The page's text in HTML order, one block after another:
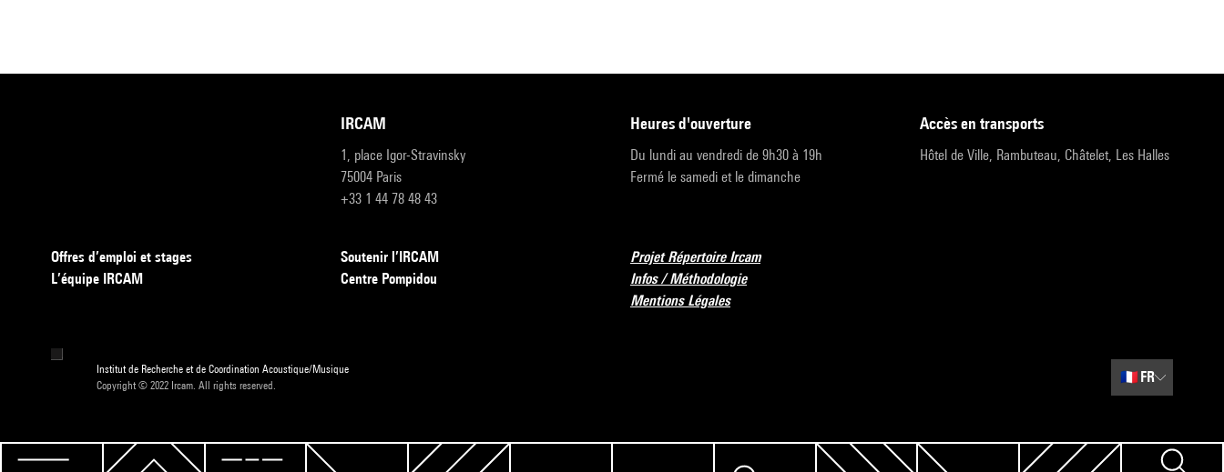
IRCAM
1, place Igor-Stravinsky
75004 Paris
+33 1 44 78 48 43
heures d'ouverture
Du lundi au vendredi de 9h30 à 19h
Fermé le samedi et le dimanche
accès en transports
Hôtel de Ville, Rambuteau, Châtelet, Les Halles
Offres d’emploi et stages
L’équipe IRCAM
Soutenir l’IRCAM
Centre Pompidou
Projet Répertoire Ircam
Infos / Méthodologie
Mentions Légales
Institut de Recherche et de Coordination Acoustique/Musique
Copyright © 2022 Ircam. All rights reserved.
🇫🇷 FR